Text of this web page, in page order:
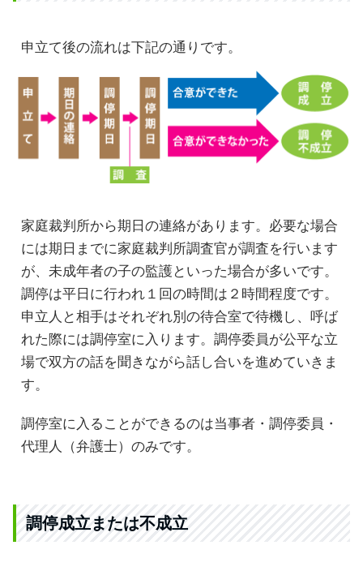
申立て後の流れは下記の通りです。
家庭裁判所から期日の連絡があります。必要な場合
には期日までに家庭裁判所調査官が調査を行います
が、未成年者の子の監護といった場合が多いです。
調停は平日に行われ１回の時間は２時間程度です。
申立人と相手はそれぞれ別の待合室で待機し、呼ば
れた際には調停室に入ります。調停委員が公平な立
場で双方の話を聞きながら話し合いを進めていきま
す。
調停室に入ることができるのは当事者・調停委員・
代理人（弁護士）のみです。
調停成立または不成立